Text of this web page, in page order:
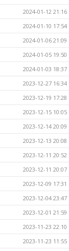
2024-01-12 21:16
2024-01-10 17:54
2024-01-06 21:09
2024-01-05 19:50
2024-01-03 18:37
2023-12-27 16:34
2023-12-19 17:28
2023-12-15 10:05
2023-12-14 20:09
2023-12-13 20:08
2023-12-11 20:52
2023-12-11 20:07
2023-12-09 17:31
2023-12-04 23:47
2023-12-01 21:59
2023-11-23 22:10
2023-11-23 11:55